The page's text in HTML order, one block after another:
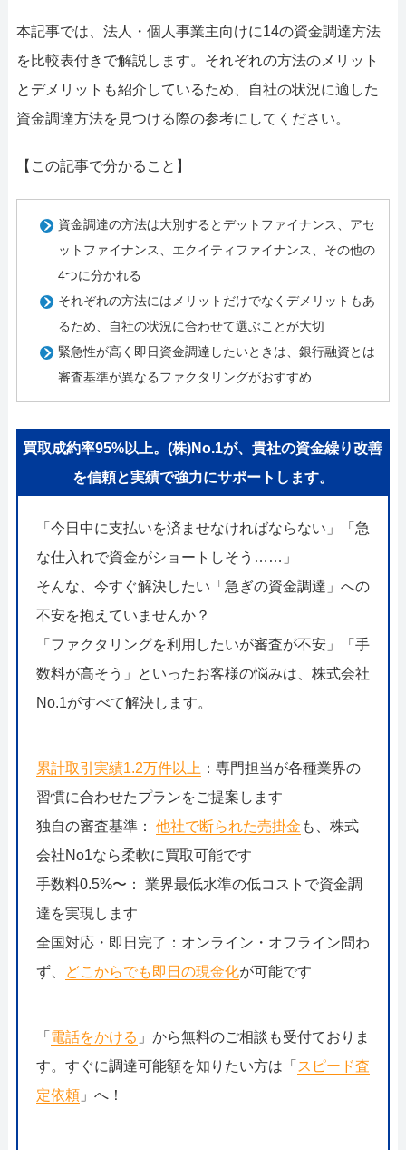
本記事では、法人・個人事業主向けに14の資金調達方法
を比較表付きで解説します。それぞれの方法のメリット
とデメリットも紹介しているため、自社の状況に適した
資金調達方法を見つける際の参考にしてください。
【この記事で分かること】
資金調達の方法は大別するとデットファイナンス、アセ
ットファイナンス、エクイティファイナンス、その他の
4つに分かれる
それぞれの方法にはメリットだけでなくデメリットもあ
るため、自社の状況に合わせて選ぶことが大切
緊急性が高く即日資金調達したいときは、銀行融資とは
審査基準が異なるファクタリングがおすすめ
買取成約率95%以上。(株)No.1が、貴社の資金繰り改善
を信頼と実績で強力にサポートします。
「今日中に支払いを済ませなければならない」「急
な仕入れで資金がショートしそう……」
そんな、今すぐ解決したい「急ぎの資金調達」への
不安を抱えていませんか？
「ファクタリングを利用したいが審査が不安」「手
数料が高そう」といったお客様の悩みは、株式会社
No.1がすべて解決します。
累計取引実績1.2万件以上 ：専門担当が各種業界の
習慣に合わせたプランをご提案します
独自の審査基準： 他社で断られた売掛金 も、株式
会社No1なら柔軟に買取可能です
手数料0.5%〜： 業界最低水準の低コストで資金調
達を実現します
全国対応・即日完了：オンライン・オフライン問わ
ず、
どこからでも即日の現金化が可能です
「 電話をかける 」から無料のご相談も受付ておりま
す。すぐに調達可能額を知りたい方は「 スピード査
定依頼」へ！